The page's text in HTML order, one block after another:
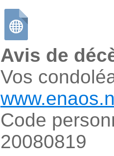
Avis de
Vos
Code
20080819